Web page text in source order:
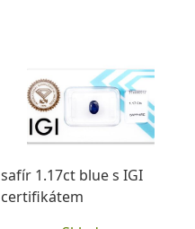
safír 1.17ct blue s IGI
certifikátem